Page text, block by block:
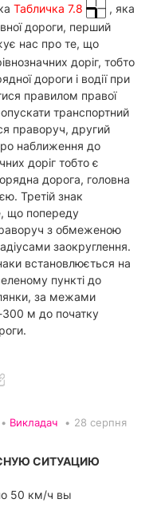
Табличка 7.8
, яка
дороги, перший
нас про те, що
доріг, тобто
дороги і водії при
правилом правої
транспортний
праворуч, другий
наближення до
доріг тобто є
дорога, головна
Третій знак
що попереду
з обмеженою
заокруглення.
встановлюється на
пункті до
за межами
300 м до початку
Викладач • 28 серпня
СИТУАЦИЮ
50 км/ч вы